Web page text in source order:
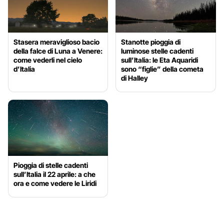
Stasera meraviglioso bacio
della falce di Luna a Venere:
come vederli nel cielo
d’Italia
Stanotte pioggia di
luminose stelle cadenti
sull’Italia: le Eta Aquaridi
sono “figlie” della cometa
di Halley
Pioggia di stelle cadenti
sull’Italia il 22 aprile: a che
ora e come vedere le Liridi